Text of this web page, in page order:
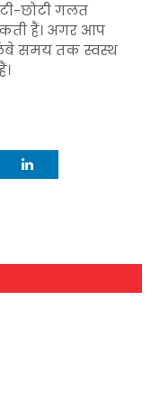
छोटी गलत
हैं। अगर आप
समय तक स्वस्थ